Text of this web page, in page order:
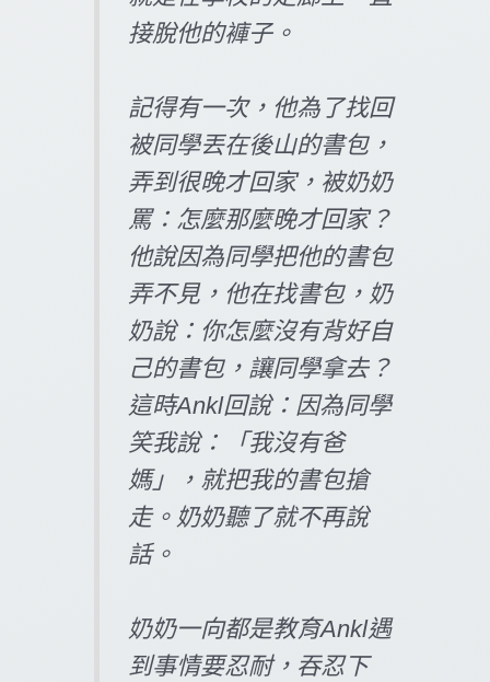
接脫他的褲子。
記得有一次，他為了找回
被同學丟在後山的書包，
弄到很晚才回家，被奶奶
罵：怎麼那麼晚才回家？
他說因為同學把他的書包
弄不見，他在找書包，奶
奶說：你怎麼沒有背好自
己的書包，讓同學拿去？
這時Ankl回說：因為同學
笑我說：「我沒有爸
媽」，就把我的書包搶
走。奶奶聽了就不再說
話。
奶奶一向都是教育Ankl遇
到事情要忍耐，吞忍下